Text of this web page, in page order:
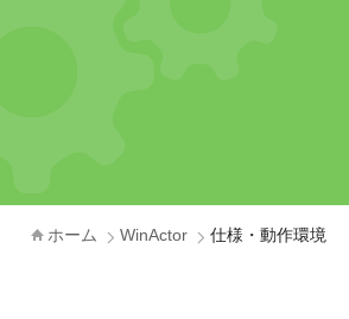
ホーム WinActor 仕様・動作環境